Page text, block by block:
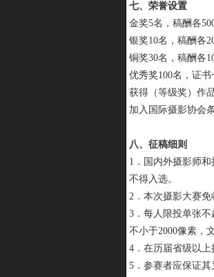
七、荣誉设置
金奖5名，稿酬各
银奖10名，稿酬各
铜奖30名，稿酬各
优秀奖100名，证书
获得（等级奖）作
加入国际摄影协会
八、征稿细则
1．国内外摄影师
不得入选。
2．本次摄影大赛免
3．每人限投单张
不小于2000像素，
4．在历届省级以上
5．参赛者应保证